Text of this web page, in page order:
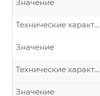
Значение
Технические характеристики изделия
Значение
Технические характеристики изделия
Значение